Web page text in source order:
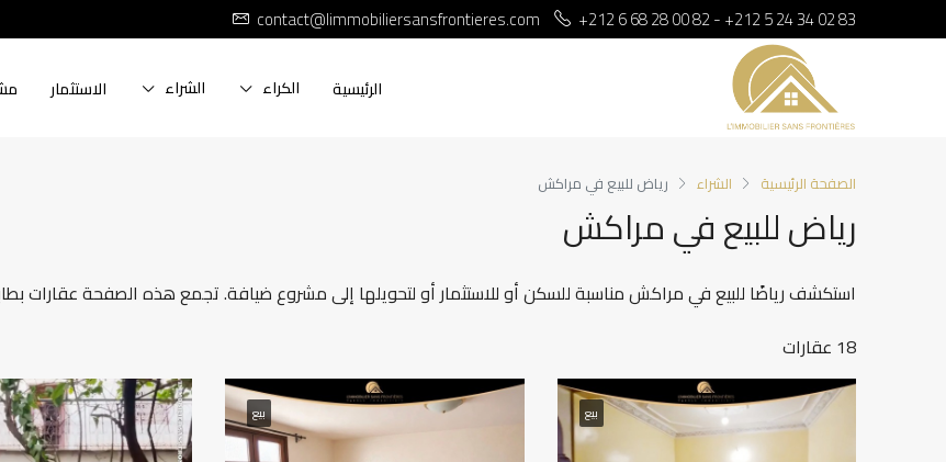
+212 6 68 28 00 82 - +212 5 24 34 02 83
contact@limmobiliersansfrontieres.com
الرئيسية الكراء الشراء الاستثمار
الصفحة الرئيسية الشراء رياض للبيع في مراكش
رياض للبيع في مراكش
استكشف رياضًا للبيع في مراكش مناسبة للسكن أو للاستثمار أو لتحويلها إلى مشروع ضيافة. تجمع هذه الصفحة عقارات
18 عقارات
بيع بيع